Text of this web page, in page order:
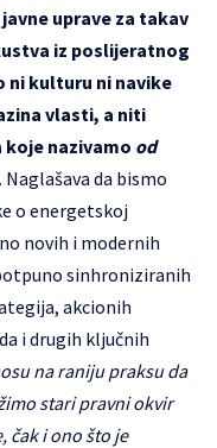
uprave za takav
iz poslijeratnog
ni kulturu ni navike
vlasti, a niti
nazivamo od
Naglašava da bismo
o energetskoj
novih i modernih
sinhroniziranih
akcionih
i drugih ključnih
na raniju praksu da
stari pravni okvir
čak i ono što je